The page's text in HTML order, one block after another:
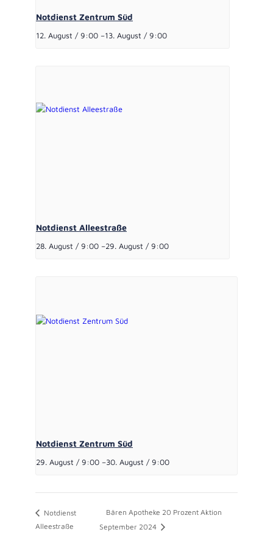
Notdienst Zentrum Süd
12. August / 9:00 –13. August / 9:00
Notdienst Alleestraße
28. August / 9:00 –29. August / 9:00
Notdienst Zentrum Süd
29. August / 9:00 –30. August / 9:00
Notdienst
Alleestraße
Bären Apotheke 20 Prozent Aktion
September 2024